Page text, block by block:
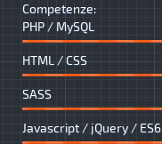
Competenze:
PHP / MySQL
HTML / CSS
SASS
Javascript / jQuery / ES6